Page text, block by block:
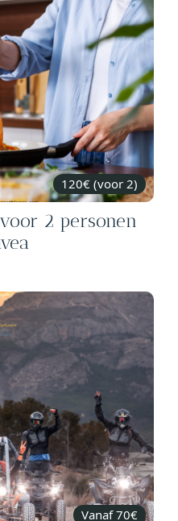
120€ (voor 2)
2 personen
Vanaf 70€